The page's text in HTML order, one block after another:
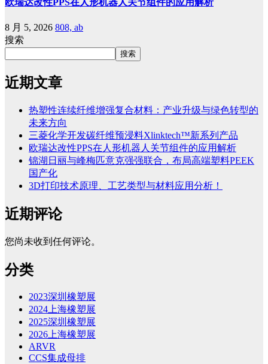
8 月 5, 2026 808, ab
搜索
搜索
近期文章
热塑性连续纤维增强复合材料：产业升级与绿色转型的
未来方向
三菱化学开发碳纤维预浸料Xlinktech™新系列产品
欧瑞达改性PPS在人形机器人关节组件的应用解析
锦湖日丽与峰梅匹意克强强联合，布局高端塑料PEEK
国产化
3D打印技术原理、工艺类型与材料应用分析！
近期评论
您尚未收到任何评论。
分类
2023深圳橡塑展
2024上海橡塑展
2025深圳橡塑展
2026上海橡塑展
ARVR
CCS集成母排